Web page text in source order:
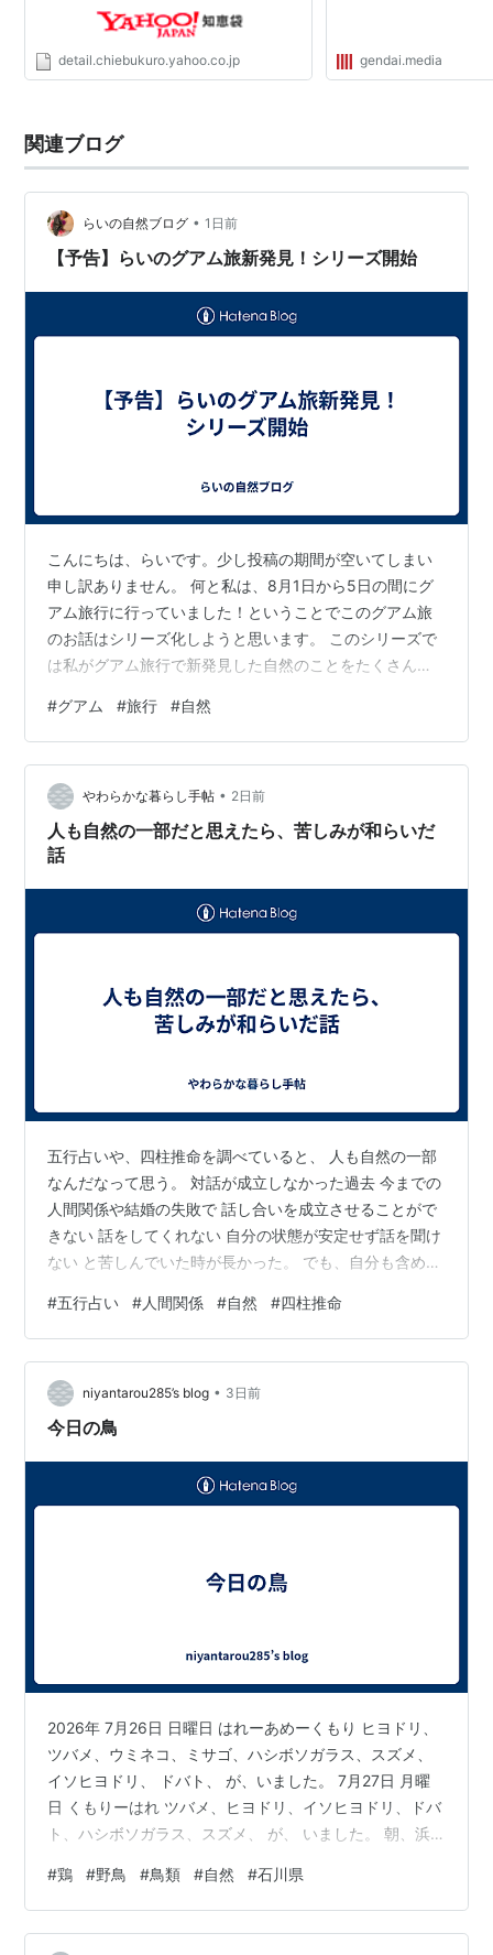
detail.chiebukuro.yahoo.co.jp gendai.media
関連ブログ
らいの自然ブログ • 1日前
【予告】らいのグアム旅新発見！シリーズ開始
こんにちは、らいです。少し投稿の期間が空いてしまい
申し訳ありません。 何と私は、8月1日から5日の間にグ
アム旅行に行っていました！ということでこのグアム旅
のお話はシリーズ化しようと思います。 このシリーズで
は私がグアム旅行で新発見した自然のことをたくさん載
険！発見したものとは…
#グアム #旅行 #自然
やわらかな暮らし手帖 • 2日前
人も自然の一部だと思えたら、苦しみが和らいだ
話
五行占いや、四柱推命を調べていると、 人も自然の一部
なんだなって思う。 対話が成立しなかった過去 今までの
人間関係や結婚の失敗で 話し合いを成立させることがで
きない 話をしてくれない 自分の状態が安定せず話を聞け
ない と苦しんでいた時が長かった。 でも、自分も含め人
しんでいいんだと思える。 自然と対話はできない 例え
ば、冷暖房代が苦しいので「ちょうどよい気候にしてく
ださい」と空に向かって頼んだところで、話し合いは成
立しないし、こちらの望みをかなえてくれるわけじゃな
い。 ちょうどいい気候になることもあるけれど、それは
#五行占い #人間関係 #自然 #四柱推命
niyantarou285’s blog • 3日前
今日の鳥
2026年 7月26日 日曜日 はれーあめーくもり ヒヨドリ、
ツバメ、ウミネコ、ミサゴ、ハシボソガラス、スズメ、
イソヒヨドリ、 ドバト、 が、いました。 7月27日 月曜
日 くもりーはれ ツバメ、ヒヨドリ、イソヒヨドリ、ドバ
ト、ハシボソガラス、スズメ、 が、 いました。 朝、浜
てきました。 浜には、ウミネコがとびかっていました。
少し後にはハマシギの群れ 夏も終わりを つげるように、
シギチ達が 帰ってきまいた。季節が秋になろうとしてる
#鶏 #野鳥 #鳥類 #自然 #石川県